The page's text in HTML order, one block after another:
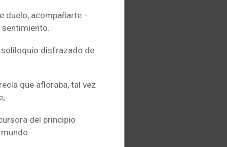
duelo, acompañarte –
soliloquio disfrazado de
que afloraba, tal vez
del principio